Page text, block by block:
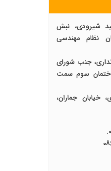
شهید شیرودی، نبش
نظام مهندسی
فرمانداری، جنب شورای
سوم سمت
خیابان جماران،